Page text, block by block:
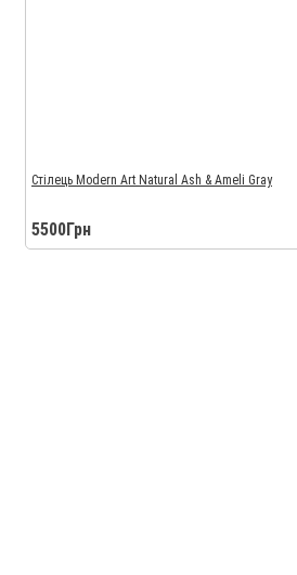
Стілець Modern Art Natural Ash & Ameli Gray
5500Грн